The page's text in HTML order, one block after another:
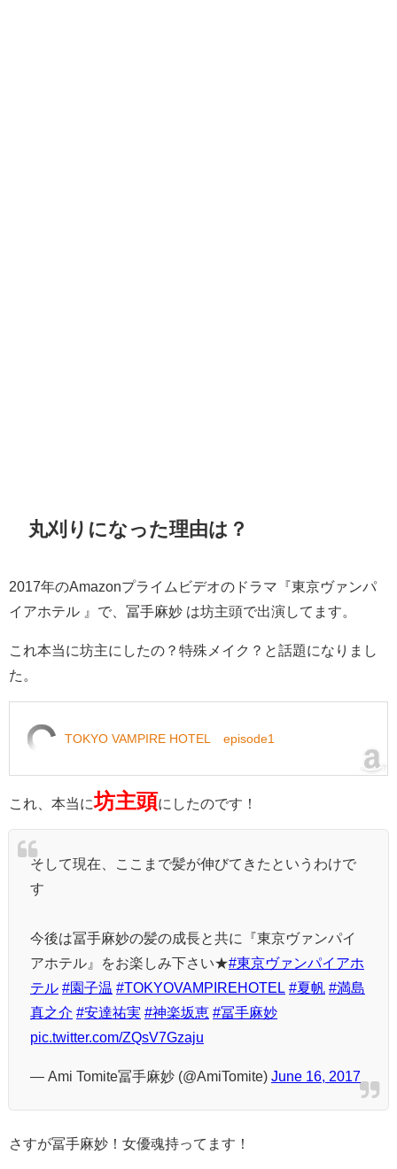
丸刈りになった理由は？
2017年のAmazonプライムビデオのドラマ『東京ヴァンパ
イアホテル 』で、冨手麻妙 は坊主頭で出演してます。
これ本当に坊主にしたの？特殊メイク？と話題になりまし
た。
TOKYO VAMPIRE HOTEL episode1
これ、本当に坊主頭にしたのです！
そして現在、ここまで髪が伸びてきたというわけで
す
今後は冨手麻妙の髪の成長と共に『東京ヴァンパイ
アホテル』をお楽しみ下さい★#東京ヴァンパイアホ
テル #園子温 #TOKYOVAMPIREHOTEL #夏帆 #満島
真之介 #安達祐実 #神楽坂恵 #冨手麻妙
pic.twitter.com/ZQsV7Gzaju
— Ami Tomite冨手麻妙 (@AmiTomite) June 16, 2017
さすが冨手麻妙！女優魂持ってます！